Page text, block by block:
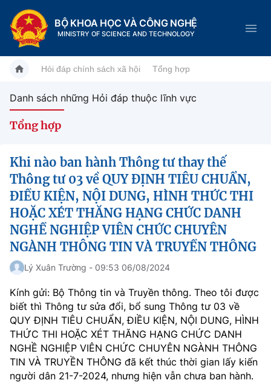
BỘ KHOA HỌC VÀ CÔNG NGHỆ
MINISTRY OF SCIENCE AND TECHNOLOGY
Danh mục
Giới thiệu
Chức năng nhiệm vụ
Cơ cấu tổ chức
Sở Khoa học và Công nghệ
Tin tức sự kiện
Khoa học và Công nghệ
Chuyển đổi số
Bưu chính, Viễn thông
Sở hữu trí tuệ
Tiêu chuẩn, đo lường, chất lượng
Dịch vụ công
Văn bản chỉ đạo điều hành
Lấy ý kiến người dân về dự thảo VBQPPL
THỐNG KÊ
Khoa học và Công nghệ
Đổi mới sáng tạo
Multimedia
THƯ ĐIỆN TỬ
Hỏi đáp chính sách xã hội Tổng hợp
Danh sách những Hỏi đáp thuộc lĩnh vực
Tổng hợp
Khi nào ban hành Thông tư thay thế
Thông tư 03 về QUY ĐỊNH TIÊU CHUẨN,
ĐIỀU KIỆN, NỘI DUNG, HÌNH THỨC THI
HOẶC XÉT THĂNG HẠNG CHỨC DANH
NGHỀ NGHIỆP VIÊN CHỨC CHUYÊN
NGÀNH THÔNG TIN VÀ TRUYỀN THÔNG
Lý Xuân Trường - 09:53 06/08/2024
Kính gửi: Bộ Thông tin và Truyền thông. Theo tôi được
biết thì Thông tư sửa đổi, bổ sung Thông tư 03 về
QUY ĐỊNH TIÊU CHUẨN, ĐIỀU KIỆN, NỘI DUNG, HÌNH
THỨC THI HOẶC XÉT THĂNG HẠNG CHỨC DANH
NGHỀ NGHIỆP VIÊN CHỨC CHUYÊN NGÀNH THÔNG
TIN VÀ TRUYỀN THÔNG đã kết thúc thời gian lấy kiến
người dân 21-7-2024, nhưng hiện vẫn chưa ban hành.